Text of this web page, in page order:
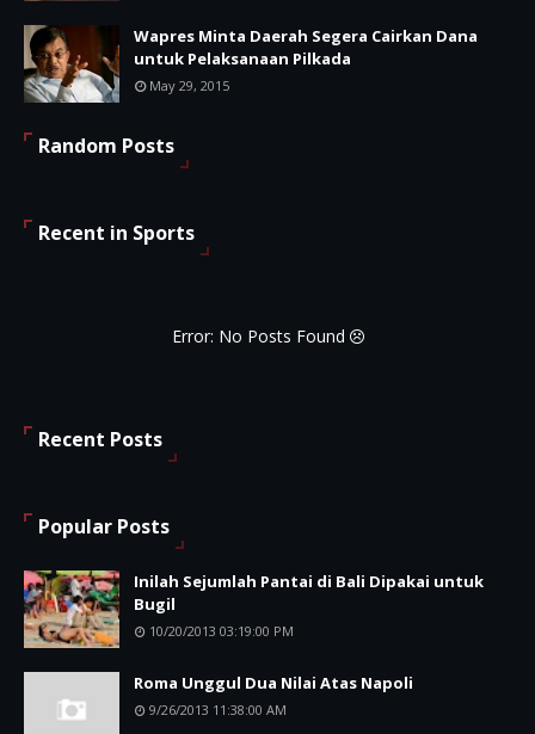
Wapres Minta Daerah Segera Cairkan Dana
untuk Pelaksanaan Pilkada
May 29, 2015
Random Posts
Recent in Sports
Error: No Posts Found
Recent Posts
Popular Posts
Inilah Sejumlah Pantai di Bali Dipakai untuk
Bugil
10/20/2013 03:19:00 PM
Roma Unggul Dua Nilai Atas Napoli
9/26/2013 11:38:00 AM